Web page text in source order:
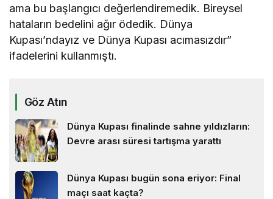
ama bu başlangıcı değerlendiremedik. Bireysel
hataların bedelini ağır ödedik. Dünya
Kupası’ndayız ve Dünya Kupası acımasızdır”
ifadelerini kullanmıştı.
Göz Atın
Dünya Kupası finalinde sahne yıldızların:
Devre arası süresi tartışma yarattı
Dünya Kupası bugün sona eriyor: Final
maçı saat kaçta?